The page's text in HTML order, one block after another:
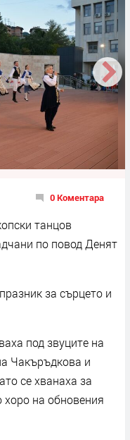
0 Коментара
танцов
по повод Денят
за сърцето и
под звуците на
Чакъръдкова и
се хванаха за
на обновения